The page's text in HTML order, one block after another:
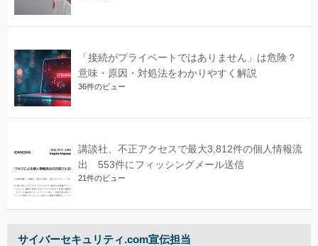
「接続がプライベートではありません」は危険？
意味・原因・対処法をわかりやすく解説
36件のビュー
講談社、不正アクセスで最大3,812件の個人情報流
出 553件にフィッシングメール送信
21件のビュー
サイバーセキュリティ.com宣伝担当